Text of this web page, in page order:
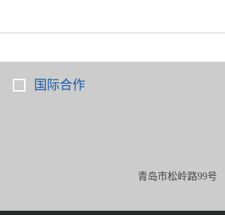
国际合作
青岛市松岭路99